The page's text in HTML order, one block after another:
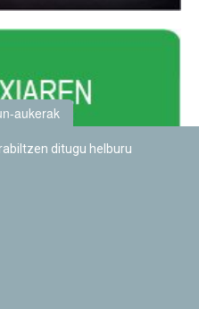
aukerak
ditugu helburu